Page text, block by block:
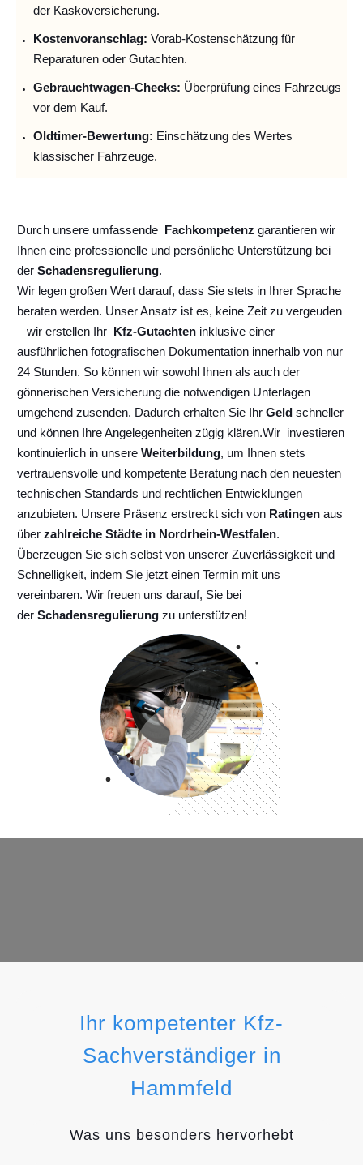
der Kaskoversicherung.
Kostenvoranschlag: Vorab-Kostenschätzung für
Reparaturen oder Gutachten.
Gebrauchtwagen-Checks: Überprüfung eines Fahrzeugs
vor dem Kauf.
Oldtimer-Bewertung: Einschätzung des Wertes
klassischer Fahrzeuge.
Durch unsere umfassende Fachkompetenz garantieren wir
Ihnen eine professionelle und persönliche Unterstützung bei
der Schadensregulierung.
Wir legen großen Wert darauf, dass Sie stets in Ihrer Sprache
beraten werden. Unser Ansatz ist es, keine Zeit zu vergeuden
– wir erstellen Ihr Kfz-Gutachten inklusive einer
ausführlichen fotografischen Dokumentation innerhalb von nur
24 Stunden. So können wir sowohl Ihnen als auch der
gönnerischen Versicherung die notwendigen Unterlagen
umgehend zusenden. Dadurch erhalten Sie Ihr Geld schneller
und können Ihre Angelegenheiten zügig klären.Wir investieren
kontinuierlich in unsere Weiterbildung, um Ihnen stets
vertrauensvolle und kompetente Beratung nach den neuesten
technischen Standards und rechtlichen Entwicklungen
anzubieten. Unsere Präsenz erstreckt sich von Ratingen aus
über zahlreiche Städte in Nordrhein-Westfalen.
Überzeugen Sie sich selbst von unserer Zuverlässigkeit und
Schnelligkeit, indem Sie jetzt einen Termin mit uns
vereinbaren. Wir freuen uns darauf, Sie bei
der Schadensregulierung zu unterstützen!
Ihr kompetenter Kfz-
Sachverständiger in
Hammfeld
Was uns besonders hervorhebt